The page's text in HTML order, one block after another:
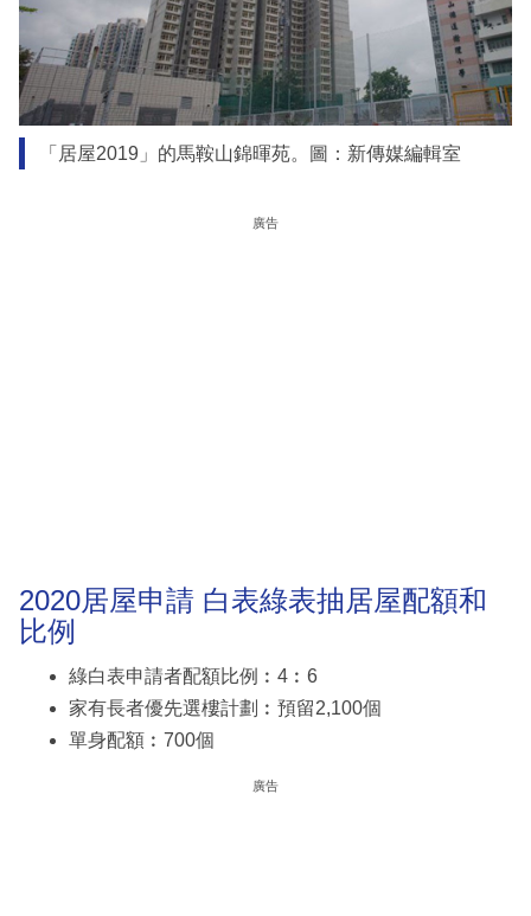
「居屋2019」的馬鞍山錦暉苑。圖：新傳媒編輯室
廣告
2020居屋申請 白表綠表抽居屋配額和
比例
綠白表申請者配額比例︰4︰6
家有長者優先選樓計劃︰預留2,100個
單身配額︰700個
廣告